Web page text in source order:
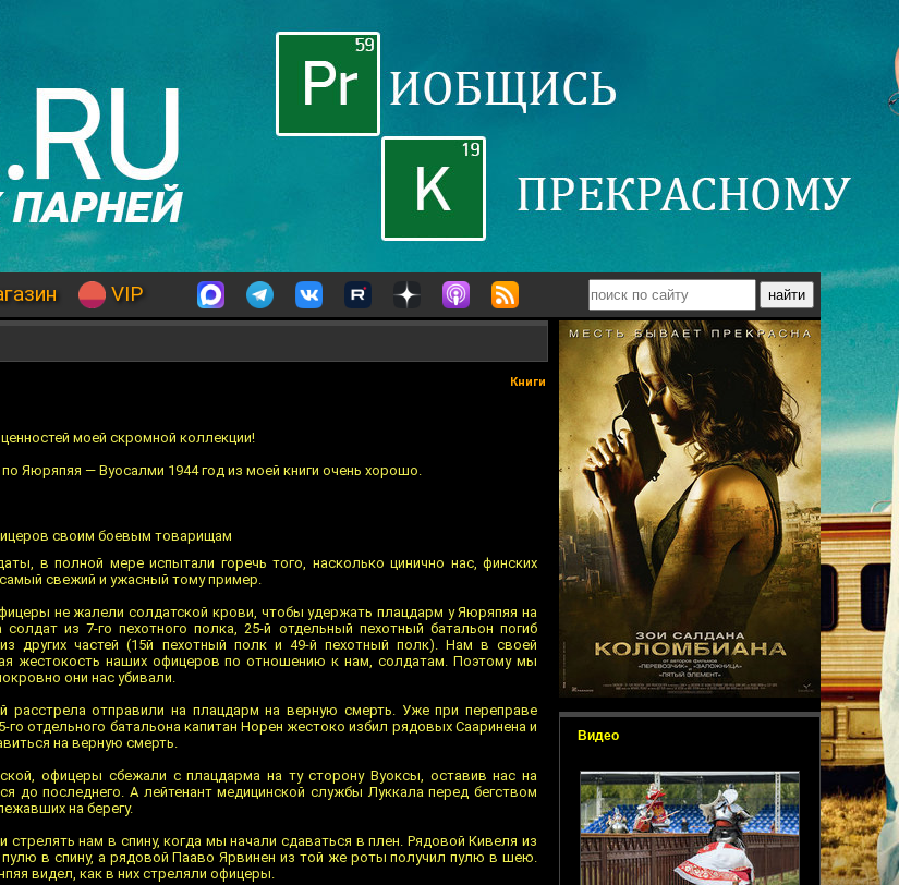
VIP
Видео
Книги
моей скромной коллекции!
Яюряпяя — Вуосалми 1944 год из моей книги очень хорошо.
своим боевым товарищам
в полной мере испытали горечь того, насколько цинично нас, финских
свежий и ужасный тому пример.
не жалели солдатской крови, чтобы удержать плацдарм у Яюряпяя на
из 7-го пехотного полка, 25-й отдельный пехотный батальон погиб
других частей (15й пехотный полк и 49-й пехотный полк). Нам в своей
жестокость наших офицеров по отношению к нам, солдатам. Поэтому мы
они нас убивали.
расстрела отправили на плацдарм на верную смерть. Уже при переправе
отдельного батальона капитан Норен жестоко избил рядовых Сааринена и
на верную смерть.
офицеры сбежали с плацдарма на ту сторону Вуоксы, оставив нас на
до последнего. А лейтенант медицинской службы Луккала перед бегством
на берегу.
нам в спину, когда мы начали сдаваться в плен. Рядовой Кивеля из
пулю в спину, а рядовой Пааво Ярвинен из той же роты получил пулю в шею.
видел, как в них стреляли офицеры.